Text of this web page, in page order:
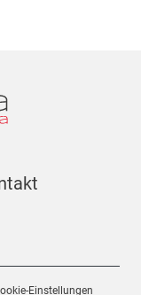
Einstellungen